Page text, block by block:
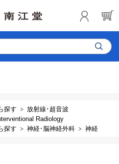
探す
放射線･超音波
Radiology
探す 神経･脳神経外科 神経